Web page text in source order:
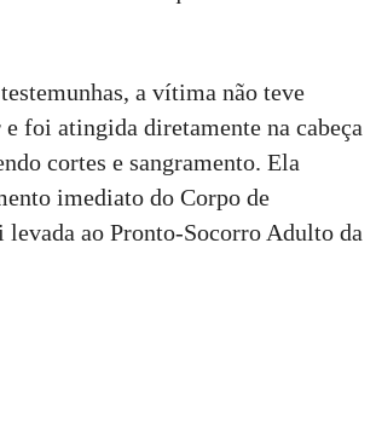
a vítima não teve
foi atingida diretamente na cabeça
cortes e sangramento. Ela
imediato do Corpo de
ao Pronto-Socorro Adulto da